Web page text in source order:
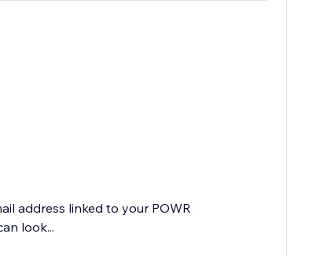
address linked to your POWR
look...